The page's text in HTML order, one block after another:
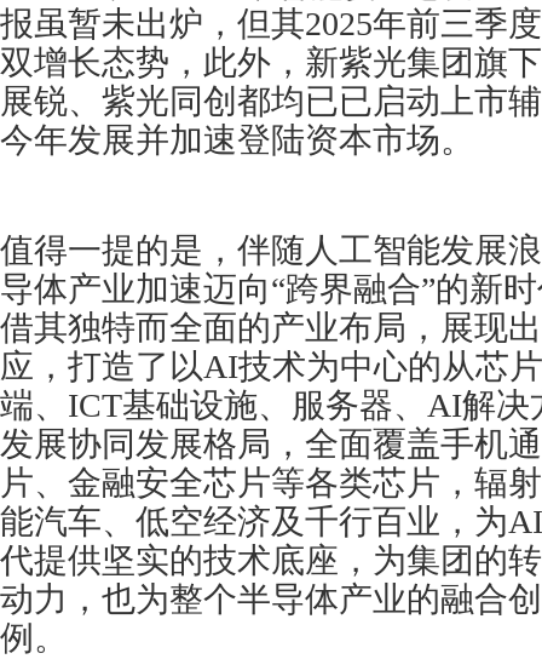
报虽暂未出炉，但其2025年前三季
双增长态势，此外，新紫光集团旗
展锐、紫光同创都均已已启动上市
今年发展并加速登陆资本市场。
值得一提的是，伴随人工智能发展
导体产业加速迈向“跨界融合”的新
借其独特而全面的产业布局，展现
应，打造了以AI技术为中心的从芯
端、ICT基础设施、服务器、AI解
发展协同发展格局，全面覆盖手机
片、金融安全芯片等各类芯片，辐
能汽车、低空经济及千行百业，为
代提供坚实的技术底座，为集团的
动力，也为整个半导体产业的融合
例。